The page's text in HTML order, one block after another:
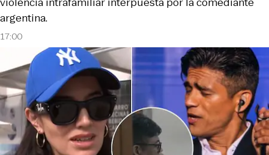
17:00
argentina.